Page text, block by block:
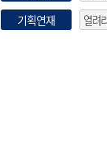
기획연재